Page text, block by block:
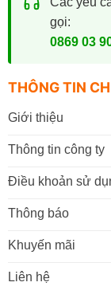
gọi:
0869 03
THÔNG TIN
Giới thiệu
Thông tin công ty
Điều khoản sử
Thông báo
Khuyến mãi
Liên hệ